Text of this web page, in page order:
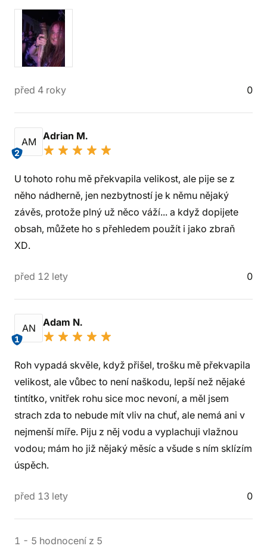
před 4 roky 0
AM
2
Adrian M.
U tohoto rohu mě překvapila velikost, ale pije se z
něho nádherně, jen nezbytností je k němu nějaký
závěs, protože plný už něco váží... a když dopijete
obsah, můžete ho s přehledem použít i jako zbraň
XD.
před 12 lety 0
AN
1
Adam N.
Roh vypadá skvěle, když přišel, trošku mě překvapila
velikost, ale vůbec to není naškodu, lepší než nějaké
tintítko, vnitřek rohu sice moc nevoní, a měl jsem
strach zda to nebude mít vliv na chuť, ale nemá ani v
nejmenší míře. Piju z něj vodu a vyplachuji vlažnou
vodou; mám ho již nějaký měsíc a všude s ním sklízím
úspěch.
před 13 lety 0
1 - 5 hodnocení z 5